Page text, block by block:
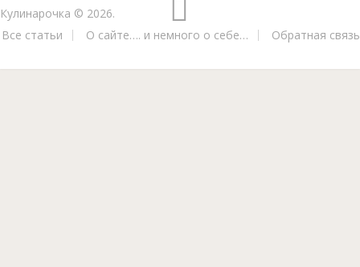
Кулинарочка © 2026.
Все статьи
О сайте…. и немного о себе… Обратная связь